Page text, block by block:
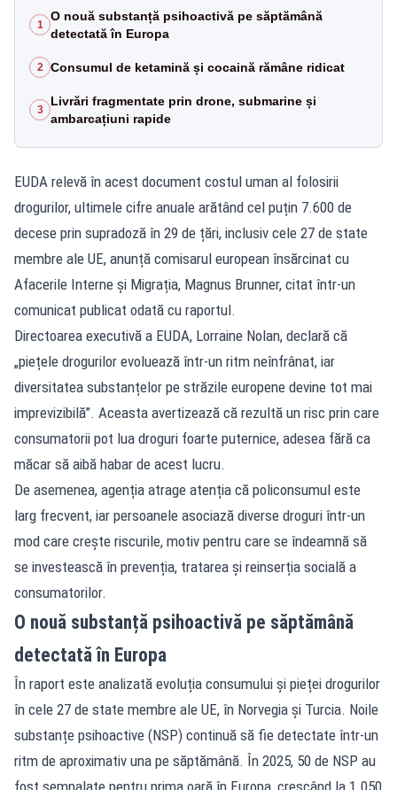
1
O nouă substanță psihoactivă pe săptămână
detectată în Europa
2 Consumul de ketamină și cocaină rămâne ridicat
3
Livrări fragmentate prin drone, submarine și
ambarcațiuni rapide
EUDA relevă în acest document costul uman al folosirii
drogurilor, ultimele cifre anuale arătând cel puțin 7.600 de
decese prin supradoză în 29 de țări, inclusiv cele 27 de state
membre ale UE, anunță comisarul european însărcinat cu
Afacerile Interne și Migrația, Magnus Brunner, citat într-un
comunicat publicat odată cu raportul.
Directoarea executivă a EUDA, Lorraine Nolan, declară că
„piețele drogurilor evoluează într-un ritm neînfrânat, iar
diversitatea substanțelor pe străzile europene devine tot mai
imprevizibilă”. Aceasta avertizează că rezultă un risc prin care
consumatorii pot lua droguri foarte puternice, adesea fără ca
măcar să aibă habar de acest lucru.
De asemenea, agenția atrage atenția că policonsumul este
larg frecvent, iar persoanele asociază diverse droguri într-un
mod care crește riscurile, motiv pentru care se îndeamnă să
se investească în prevenția, tratarea și reinserția socială a
consumatorilor.
O nouă substanță psihoactivă pe săptămână
detectată în Europa
În raport este analizată evoluția consumului și pieței drogurilor
în cele 27 de state membre ale UE, în Norvegia și Turcia. Noile
substanțe psihoactive (NSP) continuă să fie detectate într-un
ritm de aproximativ una pe săptămână. În 2025, 50 de NSP au
fost semnalate pentru prima oară în Europa, crescând la 1.050